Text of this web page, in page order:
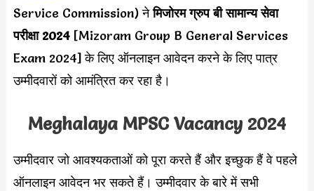
Service Commission) नेमिजोरम ग्रुप बी सामान्य सेवा
परीक्षा 2024[Mizoram Group B General Services
Exam 2024] के लिए ऑनलाइन आवेदन करने के लिए पात्र
उम्मीदवारों को आमंत्रित कर रहा है।
Meghalaya MPSC Vacancy 2024
उम्मीदवार जो आवश्यकताओं को पूरा करते हैं और इच्छुक हैं वे पहले
ऑनलाइन आवेदन भर सकते हैं। उम्मीदवार के बारे में सभी